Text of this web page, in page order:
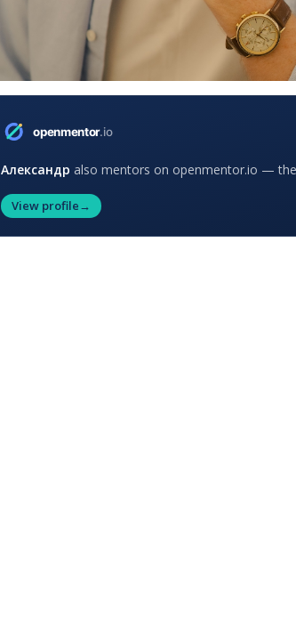
Александр also mentors on openmentor.io —
View profile→